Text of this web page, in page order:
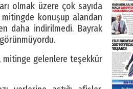
olmak üzere çok sayıda
mitingde konuşup alandan
daha indirilmedi. Bayrak
mitinge gelenlere teşekkür